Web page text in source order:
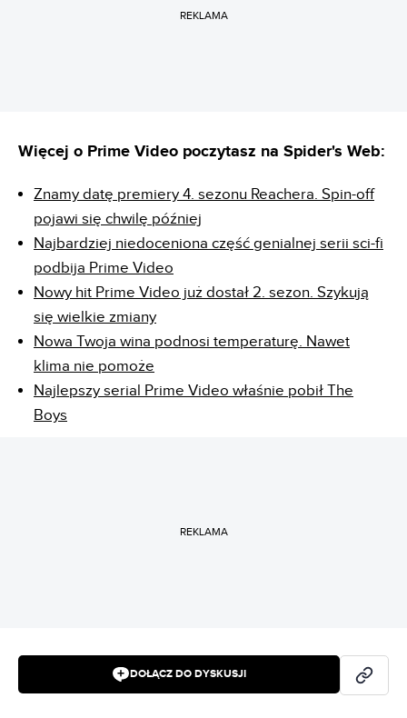
REKLAMA
Więcej o Prime Video poczytasz na Spider's Web:
Znamy datę premiery 4. sezonu Reachera. Spin-off
pojawi się chwilę później
Najbardziej niedoceniona część genialnej serii sci-fi
podbija Prime Video
Nowy hit Prime Video już dostał 2. sezon. Szykują
się wielkie zmiany
Nowa Twoja wina podnosi temperaturę. Nawet
klima nie pomoże
Najlepszy serial Prime Video właśnie pobił The
Boys
REKLAMA
DOŁĄCZ DO DYSKUSJI